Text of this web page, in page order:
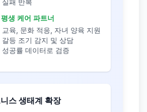
실패 반복
생 케어 파트너
교육, 문화 적응, 자녀 양육 지원
갈등 조기 감지 및 상담
성공률 데이터로 검증
스 생태계 확장